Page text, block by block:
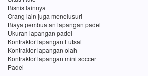
Bisnis lainnya
Orang lain juga menelusuri
Biaya pembuatan lapangan padel
Ukuran lapangan padel
Kontraktor lapangan Futsal
Kontraktor lapangan olah
Kontraktor lapangan mini soccer
Padel